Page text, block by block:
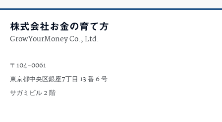
株式会社お金の育て方
GrowYourMoney Co., Ltd.
〒104-0061
東京都中央区銀座7丁目 13 番 6 号
サガミビル 2 階